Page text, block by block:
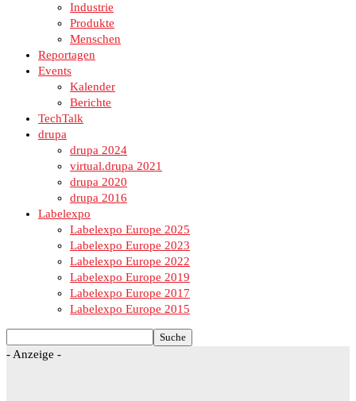
Industrie
Produkte
Menschen
Reportagen
Events
Kalender
Berichte
TechTalk
drupa
drupa 2024
virtual.drupa 2021
drupa 2020
drupa 2016
Labelexpo
Labelexpo Europe 2025
Labelexpo Europe 2023
Labelexpo Europe 2022
Labelexpo Europe 2019
Labelexpo Europe 2017
Labelexpo Europe 2015
- Anzeige -